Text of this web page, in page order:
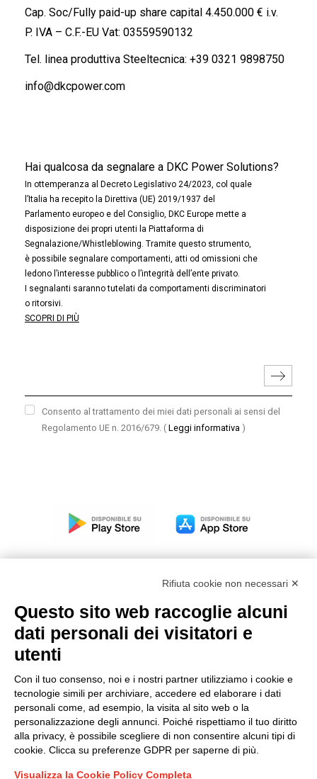
Cap. Soc/Fully paid-up share capital 4.450.000 € i.v.
P. IVA – C.F.-EU Vat: 03559590132
Tel. linea produttiva Steeltecnica: +39 0321 9898750
info@dkcpower.com
Hai qualcosa da segnalare a DKC Power Solutions?
In ottemperanza al Decreto Legislativo 24/2023, col quale
l’Italia ha recepito la Direttiva (UE) 2019/1937 del
Parlamento europeo e del Consiglio, DKC Europe mette a
disposizione dei propri utenti la Piattaforma di
Segnalazione/Whistleblowing. Tramite questo strumento,
è possibile segnalare comportamenti, atti od omissioni che
ledono l’interesse pubblico o l’integrità dell’ente privato.
I segnalanti saranno tutelati da comportamenti discriminatori
o ritorsivi.
SCOPRI DI PIÙ
Consento al trattamento dei miei dati personali ai sensi del
Regolamento UE n. 2016/679. ( Leggi informativa )
Modello organizzativo, gestione e controllo – D. lgs.
231/2001
Condizioni generali di vendita DKC Power Solutions
Condizioni generali di acquisto
Codice etico
Rifiuta cookie non necessari ✕
Questo sito web raccoglie alcuni
dati personali dei visitatori e
utenti
Con il tuo consenso, noi e i nostri partner utilizziamo i cookie e
tecnologie simili per archiviare, accedere ed elaborare i dati
personali come, ad esempio, la visita al sito web o la
personalizzazione degli annunci. Poiché rispettiamo il tuo diritto
alla privacy, è possibile scegliere di non consentire alcuni tipi di
cookie. Clicca su preferenze GDPR per saperne di più.
Visualizza la Cookie Policy Completa